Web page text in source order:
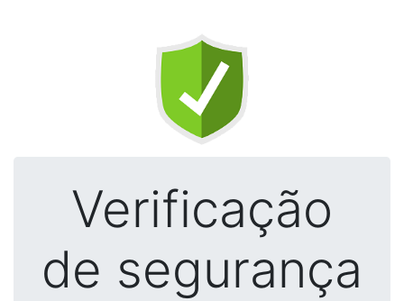
Verificação
de segurança